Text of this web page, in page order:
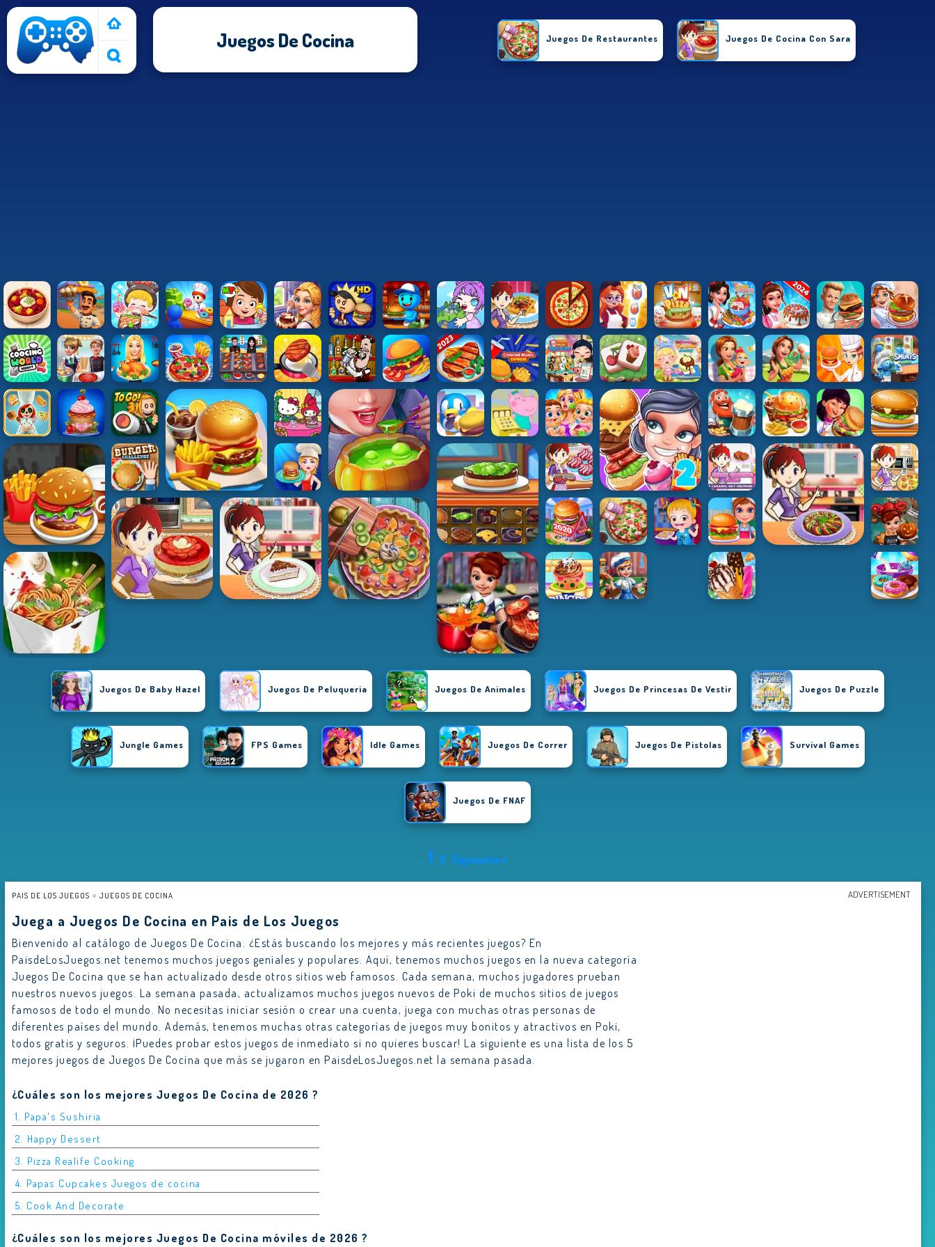
Juegos De Cocina Juegos De Restaurantes Juegos De Cocina Con Sara
Juegos De Baby Hazel Juegos De Peluqueria Juegos De Animales Juegos De Princesas De Vestir Juegos De Puzzle
Jungle Games FPS Games Idle Games Juegos De Correr Juegos De Pistolas Survival Games
Juegos De FNAF
1 2 Siguiente »
ADVERTISEMENT
PAIS DE LOS JUEGOS JUEGOS DE COCINA
Juega a Juegos De Cocina en Pais de Los Juegos
Bienvenido al catálogo de Juegos De Cocina. ¿Estás buscando los mejores y más recientes juegos? En
PaisdeLosJuegos.net tenemos muchos juegos geniales y populares. Aquí, tenemos muchos juegos en la nueva categoría
Juegos De Cocina que se han actualizado desde otros sitios web famosos. Cada semana, muchos jugadores prueban
nuestros nuevos juegos. La semana pasada, actualizamos muchos juegos nuevos de Poki de muchos sitios de juegos
famosos de todo el mundo. No necesitas iniciar sesión o crear una cuenta, juega con muchas otras personas de
diferentes países del mundo. Además, tenemos muchas otras categorías de juegos muy bonitos y atractivos en Poki,
todos gratis y seguros. ¡Puedes probar estos juegos de inmediato si no quieres buscar! La siguiente es una lista de los 5
mejores juegos de Juegos De Cocina que más se jugaron en PaisdeLosJuegos.net la semana pasada.
¿Cuáles son los mejores Juegos De Cocina de 2026 ?
1. Papa's Sushiria
2. Happy Dessert
3. Pizza Realife Cooking
4. Papas Cupcakes Juegos de cocina
5. Cook And Decorate
¿Cuáles son los mejores Juegos De Cocina móviles de 2026 ?